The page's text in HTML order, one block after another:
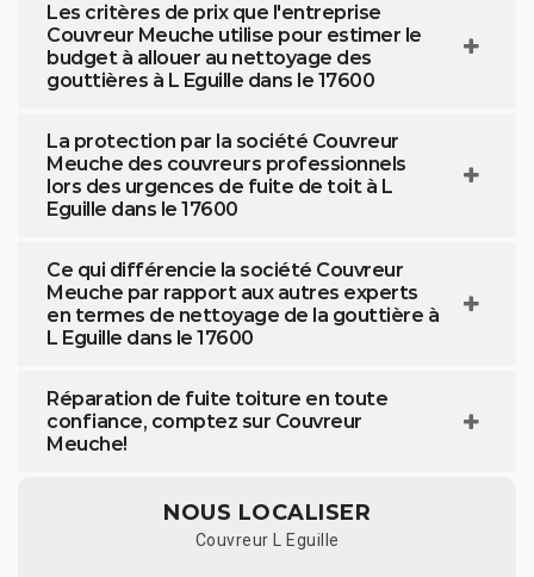
Les critères de prix que l'entreprise
Couvreur Meuche utilise pour estimer le
budget à allouer au nettoyage des
gouttières à L Eguille dans le 17600
La protection par la société Couvreur
Meuche des couvreurs professionnels
lors des urgences de fuite de toit à L
Eguille dans le 17600
Ce qui différencie la société Couvreur
Meuche par rapport aux autres experts
en termes de nettoyage de la gouttière à
L Eguille dans le 17600
Réparation de fuite toiture en toute
confiance, comptez sur Couvreur
Meuche!
NOUS LOCALISER
Couvreur L Eguille